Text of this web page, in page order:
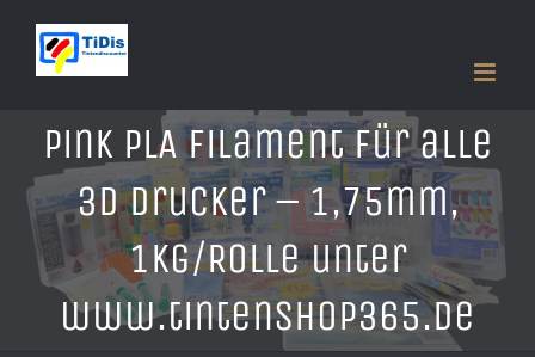
Inhalt
Pink PLA Filament für alle
3D Drucker – 1,75mm,
1kg/Rolle unter
www.tintenshop365.de